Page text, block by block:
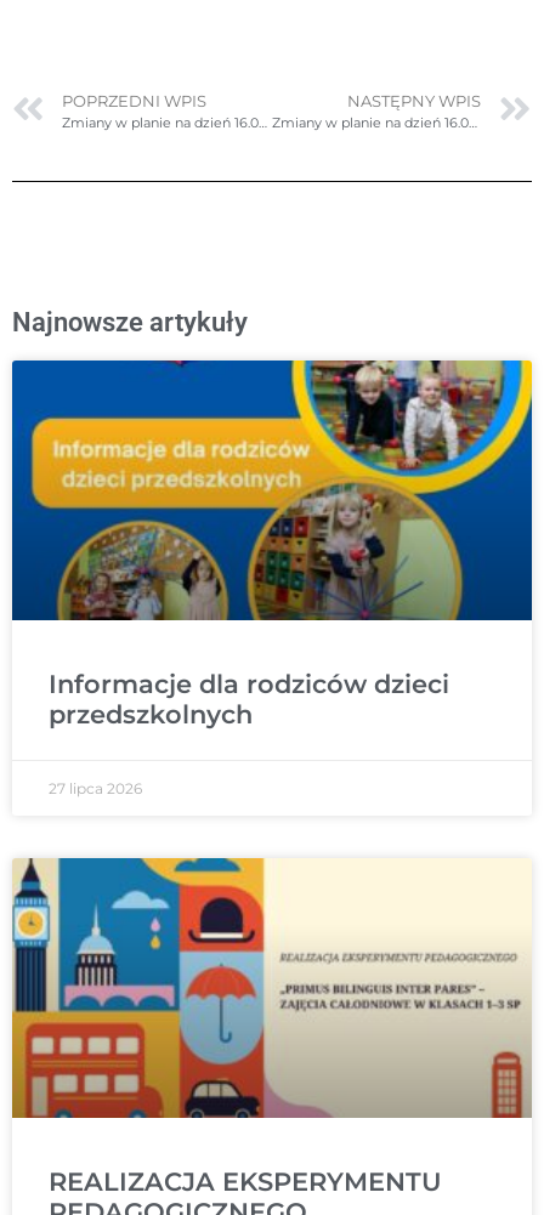
POPRZEDNI WPIS
Zmiany w planie na dzień 16.01.2025r. (czwartek)
NASTĘPNY WPIS
Zmiany w planie na dzień 16.01.2025r. (czwartek) – ponownie poprawione
Najnowsze artykuły
Informacje dla rodziców dzieci
przedszkolnych
27 lipca 2026
REALIZACJA EKSPERYMENTU